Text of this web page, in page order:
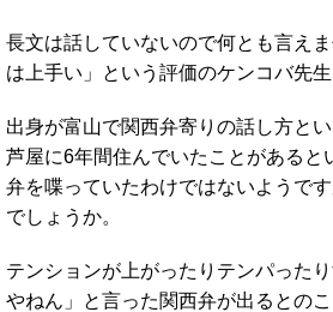
長文は話していないので何とも言え
は上手い」という評価のケンコバ先生
出身が富山で関西弁寄りの話し方と
芦屋に6年間住んでいたことがあると
弁を喋っていたわけではないようで
でしょうか。
テンションが上がったりテンパった
やねん」と言った関西弁が出るとのこ